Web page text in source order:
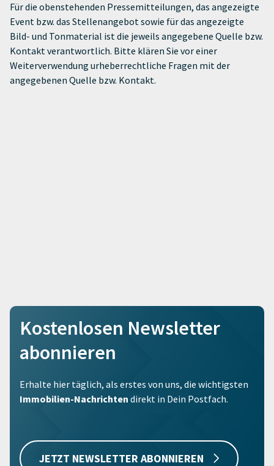
Für die obenstehenden Pressemitteilungen, das angezeigte
Event bzw. das Stellenangebot sowie für das angezeigte
Bild- und Tonmaterial ist die jeweils angegebene Quelle bzw.
Kontakt verantwortlich. Bitte klären Sie vor einer
Weiterverwendung urheberrechtliche Fragen mit der
angegebenen Quelle bzw. Kontakt.
Kostenlosen Newsletter
abonnieren
Erhalte hier täglich, als erstes von uns, die wichtigsten
Immobilien-Nachrichten direkt in Dein Postfach.
JETZT NEWSLETTER ABONNIEREN